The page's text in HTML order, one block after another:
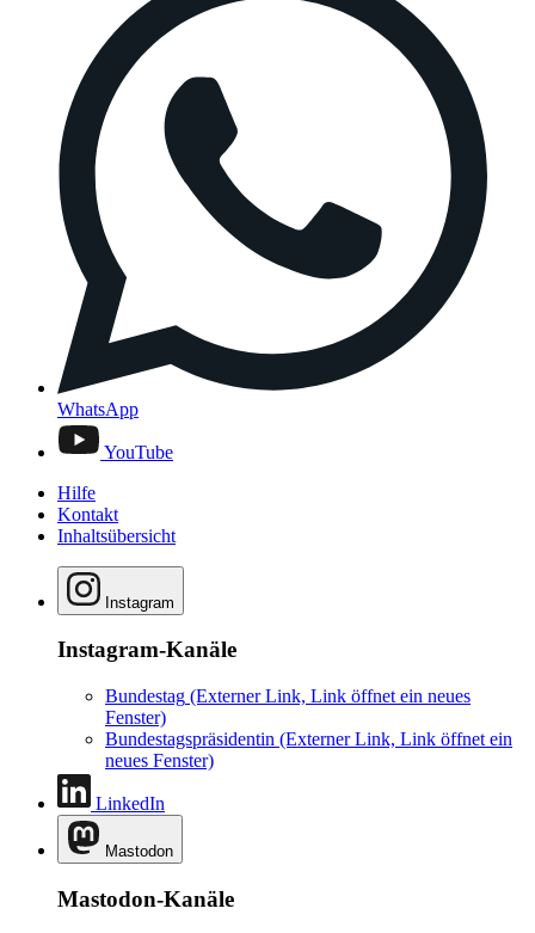
WhatsApp
YouTube
Hilfe
Kontakt
Inhaltsübersicht
Instagram
Instagram-Kanäle
Bundestag (Externer Link, Link öffnet ein neues
Fenster)
Bundestagspräsidentin (Externer Link, Link öffnet ein
neues Fenster)
LinkedIn
Mastodon
Mastodon-Kanäle